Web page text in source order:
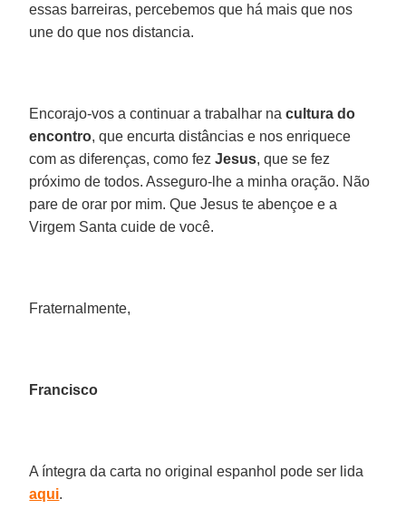
essas barreiras, percebemos que há mais que nos
une do que nos distancia.
Encorajo-vos a continuar a trabalhar nacultura do
encontro, que encurta distâncias e nos enriquece
com as diferenças, como fezJesus, que se fez
próximo de todos. Asseguro-lhe a minha oração. Não
pare de orar por mim. Que Jesus te abençoe e a
Virgem Santa cuide de você.
Fraternalmente,
Francisco
A íntegra da carta no original espanhol pode ser lida
aqui.